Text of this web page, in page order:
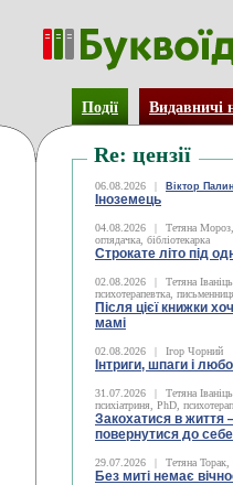
Події Видавничі
Re: цензії
06.08.2026 | Віктор
Іноземець
04.08.2026 |
Тетяна
оглядачка, бібліотекарка
Строкате літо під
02.08.2026 |
Тетяна
психотерапевтка,
Після цієї книжки
мамі
02.08.2026 | Ігор Чорний
Інтриги, шпаги і
31.07.2026 |
Тетяна
психіатриня, PhD,
Закохатися в життя
повернутися до себе
29.07.2026 | Тетяна
Без миті немає